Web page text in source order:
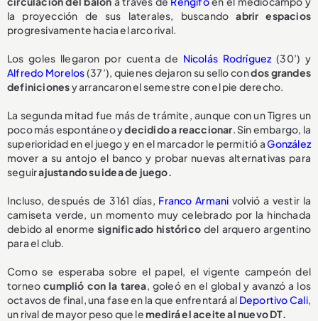
la proyección de sus laterales, buscandoabrir espacios
progresivamente hacia el arco rival.
Los goles llegaron por cuenta de Nicolás Rodríguez (30’) y
Alfredo Morelos(37’), quienes dejaron su sello condos grandes
definicionesy arrancaron el semestre con el pie derecho.
La segunda mitad fue más de trámite, aunque con un Tigres un
poco más espontáneo ydecidido a reaccionar. Sin embargo, la
superioridad en el juego y en el marcador le permitió aGonzález
mover a su antojo el banco y probar nuevas alternativas para
seguirajustando su idea de juego.
Incluso, después de 3161 días, Franco Armanivolvió a vestir la
camiseta verde, un momento muy celebrado por la hinchada
debido al enorme significado histórico del arquero argentino
para el club.
Como se esperaba sobre el papel, el vigente campeón del
torneocumplió con la tarea, goleó en el global y avanzó a los
octavos de final, una fase en la que enfrentará al Deportivo Cali,
un rival de mayor peso que lemedirá el aceite al nuevo DT.